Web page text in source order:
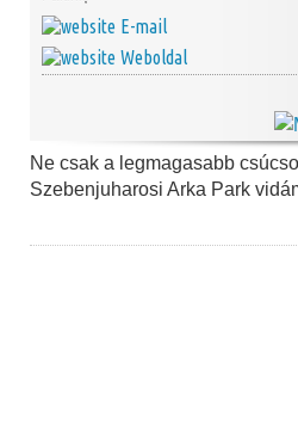
E-mail
Weboldal
Ne csak a legmagasabb
Szebenjuharosi Arka Park